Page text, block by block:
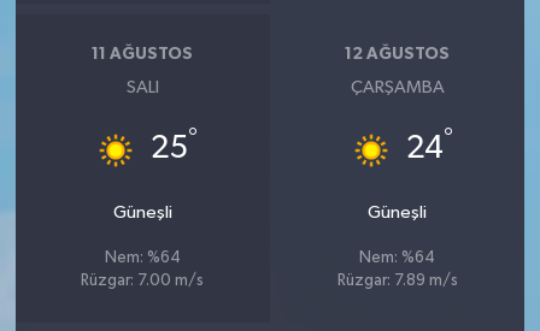
11 AĞUSTOS
SALI
25°
Güneşli
Nem: %64
Rüzgar: 7.00 m/s
12 AĞUSTOS
ÇARŞAMBA
24°
Güneşli
Nem: %64
Rüzgar: 7.89 m/s